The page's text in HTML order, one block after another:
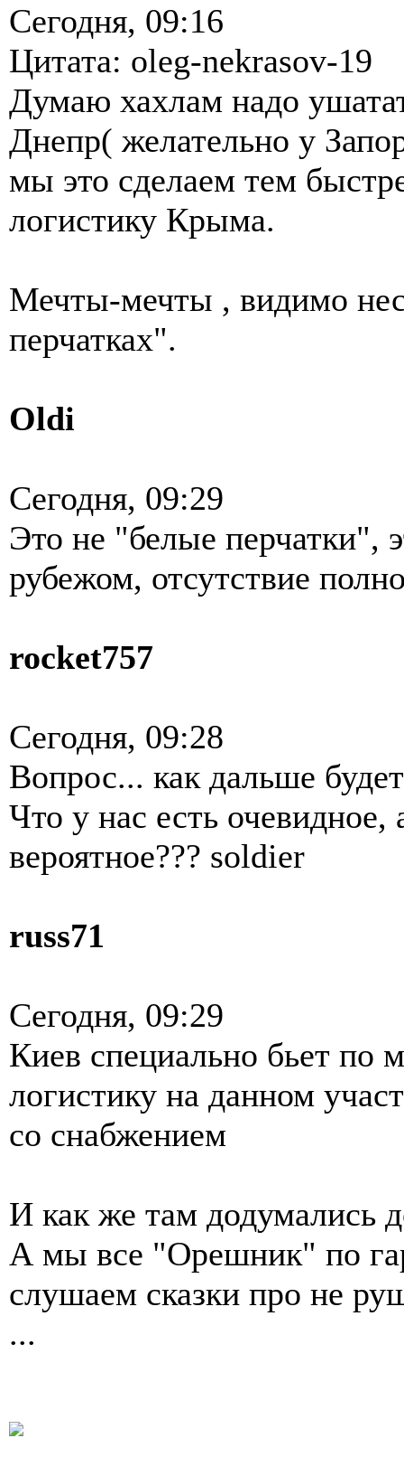
Сегодня, 09:16
Цитата: oleg-nekrasov-19
Думаю хахлам надо
Днепр( желательно у
мы это сделаем тем
логистику Крыма.
Мечты-мечты , видимо
перчатках".
Oldi
Сегодня, 09:29
Это не "белые перчатки",
рубежом, отсутствие
rocket757
Сегодня, 09:28
Вопрос... как дальше
Что у нас есть
вероятное??? soldier
russ71
Сегодня, 09:29
Киев специально бьет по
логистику на данном
со снабжением
И как же там додумались
А мы все "Орешник" по
слушаем сказки про не
...